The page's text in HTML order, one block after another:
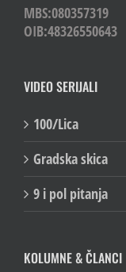
MBS:080357319
OIB:48326550643
VIDEO SERIJALI
100/Lica
Gradska skica
9 i pol pitanja
KOLUMNE & ČLANCI